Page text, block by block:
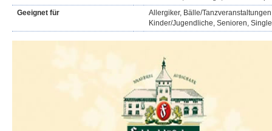
Geeignet für
Allergiker, Bälle/
Kinder/Jugendliche, Senioren,